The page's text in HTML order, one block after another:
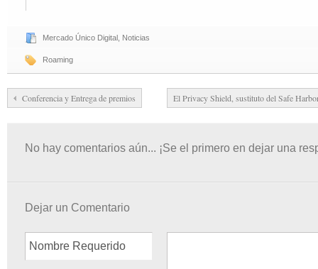
Mercado Único Digital Noticias
Roaming
Conferencia y Entrega de premios El Privacy Shield, sustituto del Safe
No hay comentarios aún... ¡Se el primero en dejar una
Dejar un Comentario